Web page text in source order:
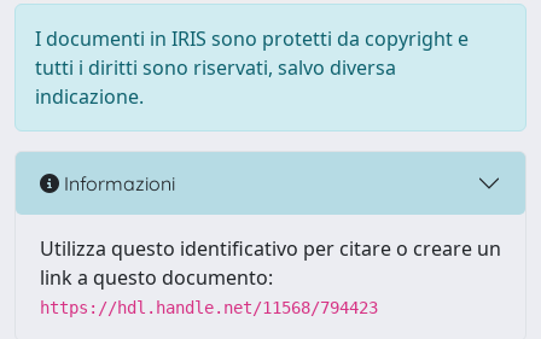
I documenti in IRIS sono protetti da copyright e
tutti i diritti sono riservati, salvo diversa
indicazione.
Informazioni
Utilizza questo identificativo per citare o creare un
link a questo documento:
https://hdl.handle.net/11568/794423